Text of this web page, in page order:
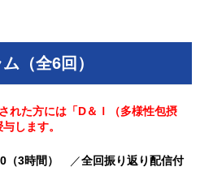
（全6回）
れた方には「D＆Ｉ（多様性包摂
します。
3時間） ／全回振り返り配信付